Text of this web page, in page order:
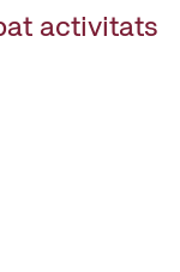
activitats